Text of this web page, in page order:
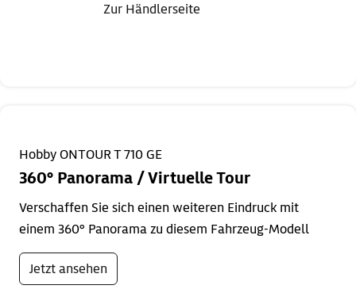
Zur Händlerseite
Hobby ONTOUR T 710 GE
360° Panorama / Virtuelle Tour
Verschaffen Sie sich einen weiteren Eindruck mit
einem 360° Panorama zu diesem Fahrzeug-Modell
Jetzt ansehen